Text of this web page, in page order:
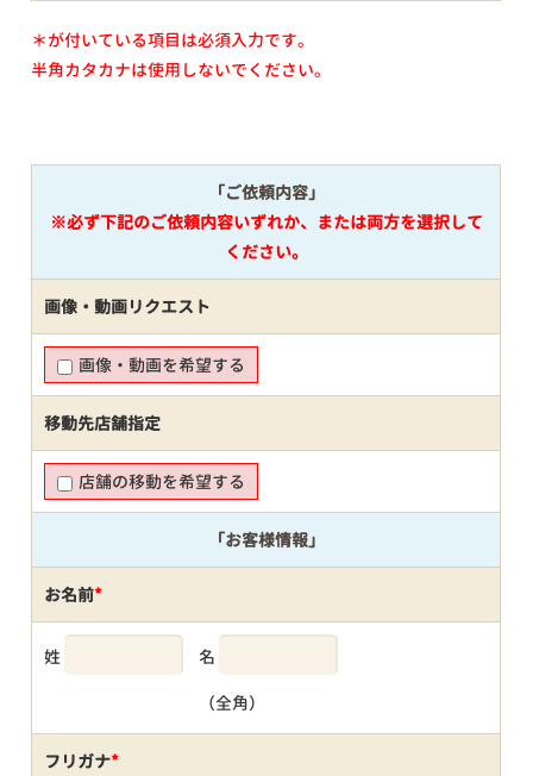
＊が付いている項目は必須入力です。
半角カタカナは使用しないでください。
「ご依頼内容」
※必ず下記のご依頼内容いずれか、または両方を選択して
ください。
画像・動画リクエスト
画像・動画を希望する
移動先店舗指定
店舗の移動を希望する
「お客様情報」
お名前*
姓 名
（全角）
フリガナ*